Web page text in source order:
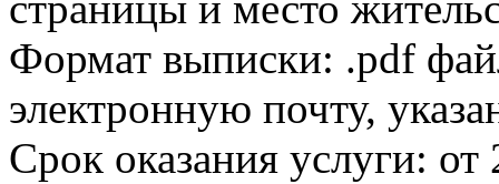
Формат выписки: .pdf
электронную почту,
Срок оказания услуги: от